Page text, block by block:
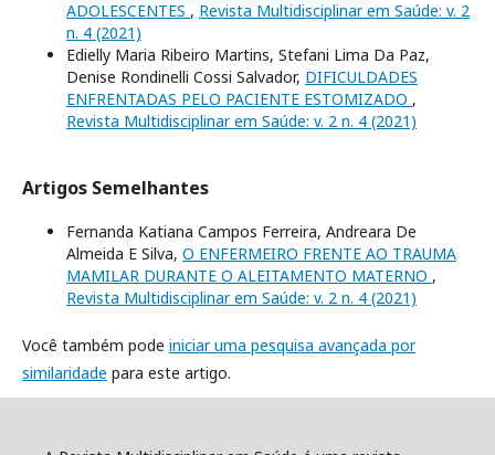
ADOLESCENTES , Revista Multidisciplinar em Saúde: v. 2
n. 4 (2021)
Edielly Maria Ribeiro Martins, Stefani Lima Da Paz,
Denise Rondinelli Cossi Salvador, DIFICULDADES
ENFRENTADAS PELO PACIENTE ESTOMIZADO ,
Revista Multidisciplinar em Saúde: v. 2 n. 4 (2021)
Artigos Semelhantes
Fernanda Katiana Campos Ferreira, Andreara De
Almeida E Silva, O ENFERMEIRO FRENTE AO TRAUMA
MAMILAR DURANTE O ALEITAMENTO MATERNO ,
Revista Multidisciplinar em Saúde: v. 2 n. 4 (2021)
Você também pode iniciar uma pesquisa avançada por
similaridade para este artigo.